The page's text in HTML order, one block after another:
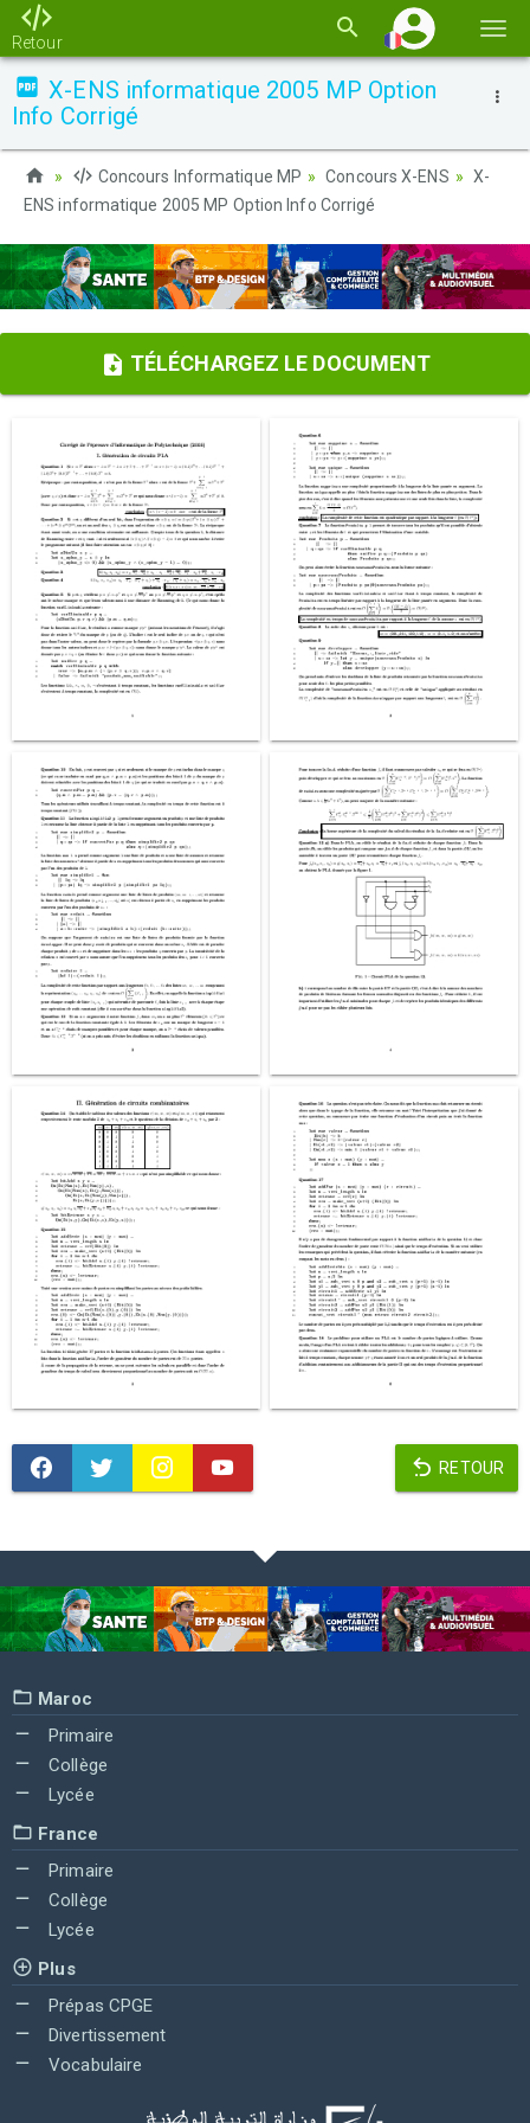
la
Retour
X-ENS informatique 2005 MP Option
Info Corrigé
Concours Informatique MP Concours X-ENS
X-
ENS informatique 2005 MP Option Info Corrigé
TÉLÉCHARGEZ LE DOCUMENT
RETOUR
Maroc
Primaire
Collège
Lycée
France
Primaire
Collège
Lycée
Plus
Prépas CPGE
Divertissement
Vocabulaire